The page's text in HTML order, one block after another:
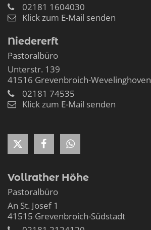
02181 1604030
Klick zum E-Mail senden
Niedererft
Pastoralbüro
Unterstr. 139
41516 Grevenbroich-Wevelinghoven
02181 74535
Klick zum E-Mail senden
Vollrather Höhe
Pastoralbüro
An St. Josef 1
41515 Grevenbroich-Südstadt